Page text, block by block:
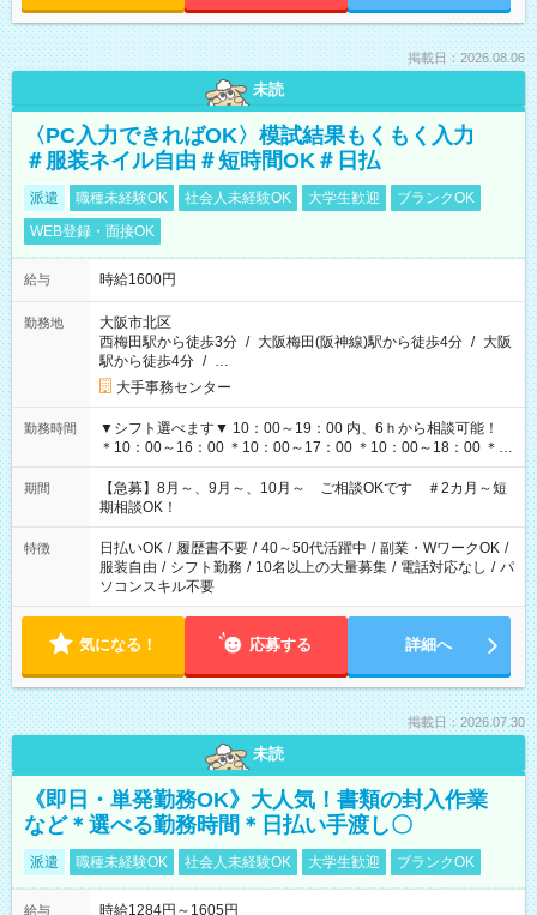
掲載日：2026.08.06
未読
〈PC入力できればOK〉模試結果もくもく入力
＃服装ネイル自由＃短時間OK＃日払
派遣 職種未経験OK 社会人未経験OK 大学生歓迎
ブランクOK
WEB登録・面接OK
給与 時給1600円
勤務地
大阪市北区
西梅田駅から徒歩3分 / 大阪梅田(阪神線)駅から徒歩4分 / 大阪
駅から徒歩4分 / …
大手事務センター
勤務時間
▼シフト選べます▼ 10：00～19：00 内、6ｈから相談可能！
＊10：00～16：00 ＊10：00～17：00 ＊10：00～18：00 ＊
11：00～19：00 ＊12：00～19：00 ＊13：00～19：00
期間
【急募】8月～、9月～、10月～ ご相談OKです ＃2カ月～短
期相談OK！
特徴 日払いOK / 履歴書不要 / 40～50代活躍中 / 副業・WワークOK /
服装自由 / シフト勤務 / 10名以上の大量募集 / 電話対応なし / パ
ソコンスキル不要
気になる！ 応募する 詳細へ
掲載日：2026.07.30
未読
《即日・単発勤務OK》大人気！書類の封入作業
など＊選べる勤務時間＊日払い手渡し〇
派遣 職種未経験OK 社会人未経験OK 大学生歓迎 ブランクOK
給与 時給1284円～1605円